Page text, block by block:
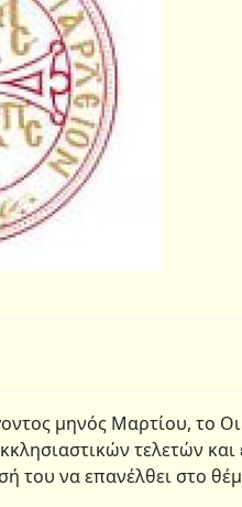
μηνός Μαρτίου, το
τελετών
του να επανέλθει στο